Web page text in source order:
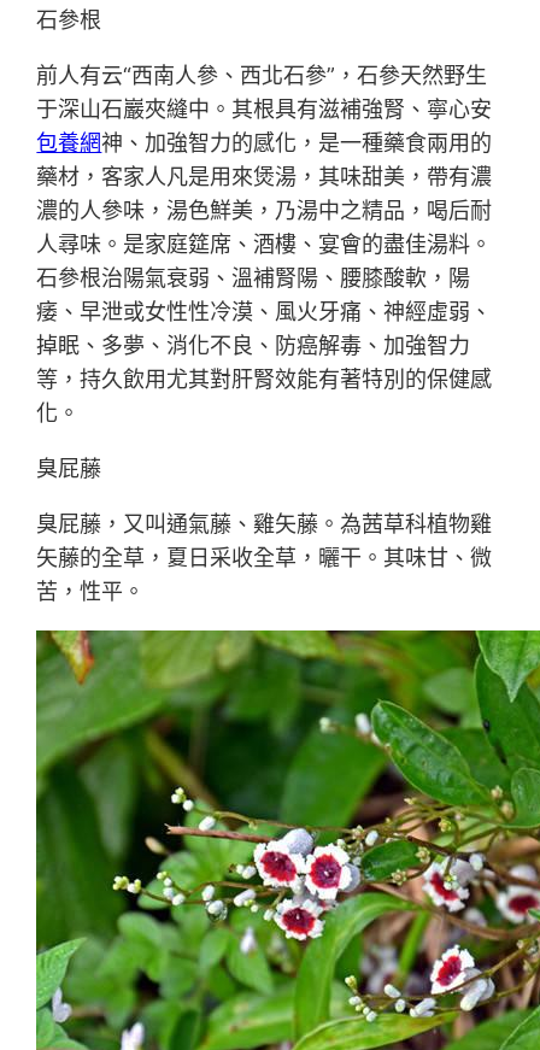
石參根
前人有云“西南人參、西北石參”，石參天然野生
于深山石巖夾縫中。其根具有滋補強腎、寧心安
包養網神、加強智力的感化，是一種藥食兩用的
藥材，客家人凡是用來煲湯，其味甜美，帶有濃
濃的人參味，湯色鮮美，乃湯中之精品，喝后耐
人尋味。是家庭筵席、酒樓、宴會的盡佳湯料。
石參根治陽氣衰弱、溫補腎陽、腰膝酸軟，陽
痿、早泄或女性性冷漠、風火牙痛、神經虛弱、
掉眠、多夢、消化不良、防癌解毒、加強智力
等，持久飲用尤其對肝腎效能有著特別的保健感
化。
臭屁藤
臭屁藤，又叫通氣藤、雞矢藤。為茜草科植物雞
矢藤的全草，夏日采收全草，曬干。其味甘、微
苦，性平。